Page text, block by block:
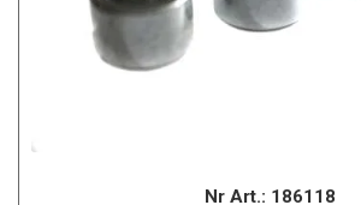
Nr Art.: 186118